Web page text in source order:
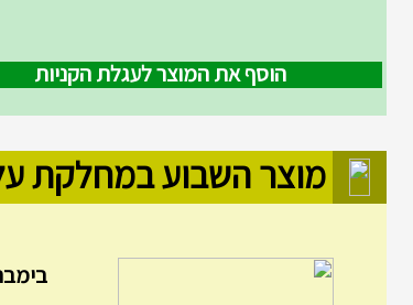
הוסף את המוצר לעגלת הקניות
מוצר השבוע במחלקת
בימבה גוק